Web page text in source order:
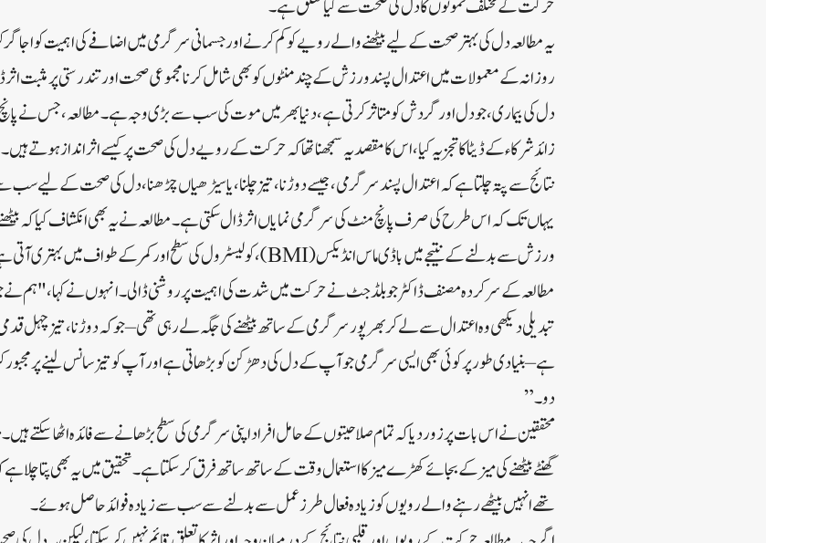
حرکت کے مختلف نمونوں کا دل کی صحت سے کیا تعلق ہے۔
یہ مطالعہ دل کی بہتر صحت کے لیے بیٹھنے والے رویے کو کم کرنے اور جسمانی سرگرمی میں اضافے کی اہمیت کو اجاگر
روزانہ کے معمولات میں اعتدال پسند ورزش کے چند منٹوں کو بھی شامل کرنا مجموعی صحت اور تندرستی پر مثبت
زائد شرکاء کے ڈیٹا کا تجزیہ کیا، اس کا مقصد یہ سمجھنا تھا کہ حرکت کے رویے دل کی صحت پر کیسے اثر انداز ہوتے ہیں۔
نتائج سے پتہ چلتا ہے کہ اعتدال پسند سرگرمی، جیسے دوڑنا، تیز چلنا، یا سیڑھیاں چڑھنا، دل کی صحت کے لیے سب
یہاں تک کہ اس طرح کی صرف پانچ منٹ کی سرگرمی نمایاں اثر ڈال سکتی ہے۔ مطالعہ نے یہ بھی انکشاف کیا کہ
ورزش سے بدلنے کے نتیجے میں باڈی ماس انڈیکس (BMI)، کولیسٹرول کی سطح اور کمر کے طواف میں بہتری آتی ہے۔
مطالعہ کے سرکردہ مصنف ڈاکٹر جو بلڈجٹ نے حرکت میں شدت کی اہمیت پر روشنی ڈالی۔ انہوں نے کہا، "ہم نے
تبدیلی دیکھی وہ اعتدال سے لے کر بھرپور سرگرمی کے ساتھ بیٹھنے کی جگہ لے رہی تھی – جو کہ دوڑنا، تیز چہل
ہے – بنیادی طور پر کوئی بھی ایسی سرگرمی جو آپ کے دل کی دھڑکن کو بڑھاتی ہے اور آپ کو تیز سانس لینے پر
دو۔”
محققین نے اس بات پر زور دیا کہ تمام صلاحیتوں کے حامل افراد اپنی سرگرمی کی سطح بڑھانے سے فائدہ اٹھا سکتے
گھنٹے بیٹھنے کی میز کے بجائے کھڑے میز کا استعمال وقت کے ساتھ ساتھ فرق کر سکتا ہے۔ تحقیق میں یہ بھی پتا
تھے انہیں بیٹھے رہنے والے رویوں کو زیادہ فعال طرز عمل سے بدلنے سے سب سے زیادہ فوائد حاصل ہوئے۔